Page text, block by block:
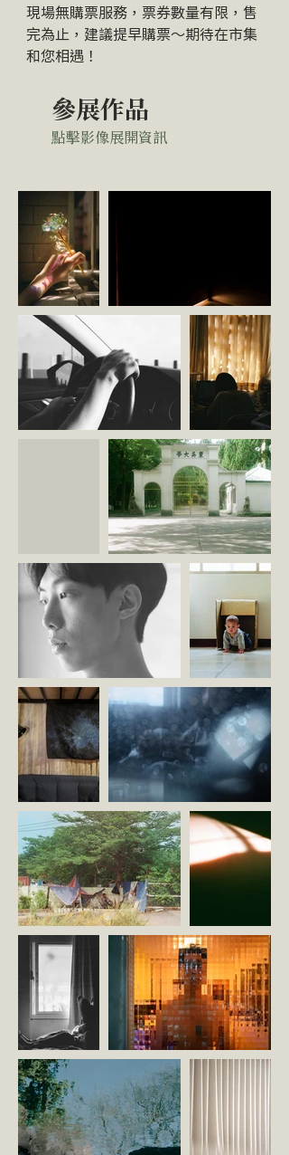
現場無購票服務，票券數量有限，售
完為止，建議提早購票～期待在市集
和您相遇！
參展作品
點擊影像展開資訊